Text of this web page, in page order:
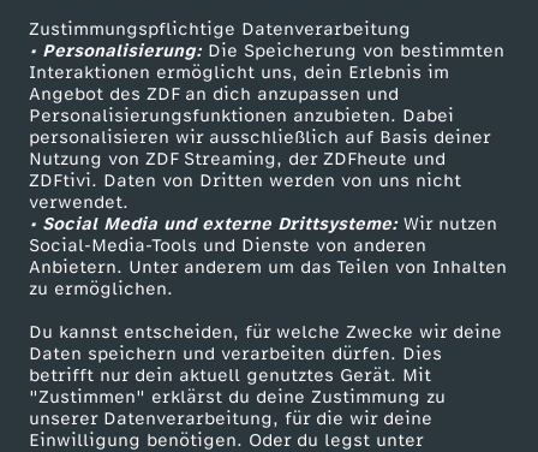
Zustimmungspflichtige Datenverarbeitung
• Personalisierung:Die Speicherung von bestimmten
Interaktionen ermöglicht uns, dein Erlebnis im
Angebot des ZDF an dich anzupassen und
Personalisierungsfunktionen anzubieten. Dabei
personalisieren wir ausschließlich auf Basis deiner
Nutzung von ZDF Streaming, der ZDFheute und
ZDFtivi. Daten von Dritten werden von uns nicht
verwendet.
• Social Media und externe Drittsysteme:Wir nutzen
Social-Media-Tools und Dienste von anderen
Anbietern. Unter anderem um das Teilen von Inhalten
zu ermöglichen.
Du kannst entscheiden, für welche Zwecke wir deine
Daten speichern und verarbeiten dürfen. Dies
betrifft nur dein aktuell genutztes Gerät. Mit
"Zustimmen" erklärst du deine Zustimmung zu
unserer Datenverarbeitung, für die wir deine
Einwilligung benötigen. Oder du legst unter
Livestreams
Sendungen A-Z
TV-Programm
Zuschauerservice
Hilfe
ZDF Unternehmen
Karriere
ZDF goes Schule
Werbefernsehen
Mainzelmännchen